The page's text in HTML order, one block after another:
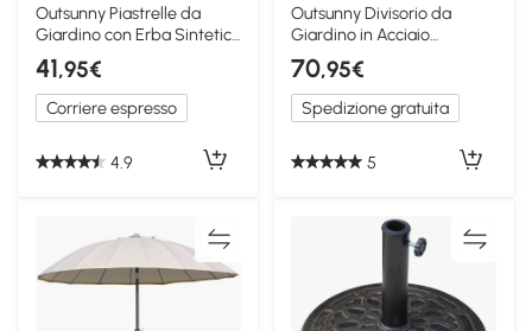
Outsunny Piastrelle da
Giardino con Erba Sintetica
30x30cm 10 Pz
41,95€
Corriere espresso
4.9
Outsunny Divisorio da
Giardino in Acciaio
93x22x150cm Marrone
70,95€
Spedizione gratuita
5